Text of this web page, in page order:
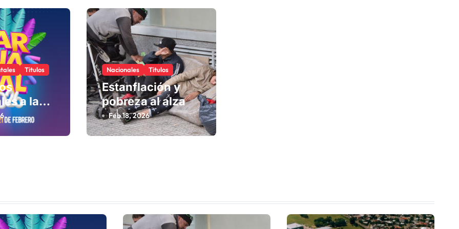
Titulos
a la
Nacionales Titulos
Estanflación y
pobreza al alza
Feb 18, 2026